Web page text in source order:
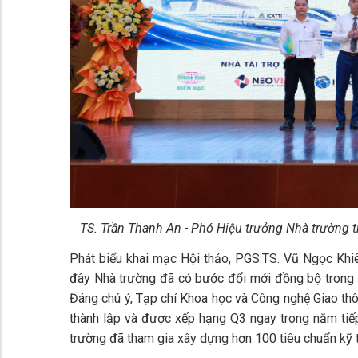
TS. Trần Thanh An - Phó Hiệu trưởng Nhà
Phát biểu khai mạc Hội thảo, PGS.TS. Vũ Ngọc
đây Nhà trường đã có bước đổi mới đồng bộ
Đáng chú ý, Tạp chí Khoa học và Công nghệ Giao
thành lập và được xếp hạng Q3 ngay trong năm
trường đã tham gia xây dựng hơn 100 tiêu chuẩn